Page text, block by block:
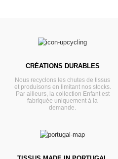
CRÉATIONS DURABLES
Nous recyclons les chutes de tissus
et produisons en limitant nos stocks.
Par ailleurs, la collection Enfant est
fabriquée uniquement à la
demande.